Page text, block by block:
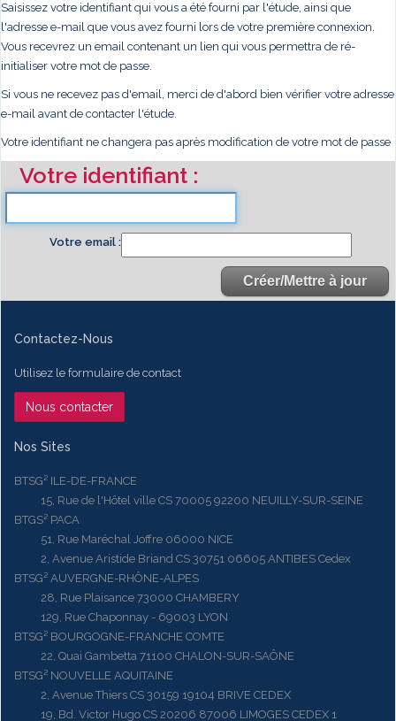
Saisissez votre identifiant qui vous a été fourni par l'étude, ainsi que
l'adresse e-mail que vous avez fourni lors de votre première connexion.
Vous recevrez un email contenant un lien qui vous permettra de ré-
initialiser votre mot de passe.
Si vous ne recevez pas d'email, merci de d'abord bien vérifier votre adresse
e-mail avant de contacter l'étude.
Votre identifiant ne changera pas après modification de votre mot de passe
Votre identifiant
Votre email
Contactez-Nous
Utilisez le formulaire de contact
Nous contacter
Nos Sites
BTSG² ILE-DE-FRANCE
15, Rue de l'Hôtel ville CS 70005 92200 NEUILLY-SUR-SEINE
BTGS² PACA
51, Rue Maréchal Joffre 06000 NICE
2, Avenue Aristide Briand CS 30751 06605 ANTIBES Cedex
BTSG² AUVERGNE-RHÔNE-ALPES
28, Rue Plaisance 73000 CHAMBERY
129, Rue Chaponnay - 69003 LYON
BTSG² BOURGOGNE-FRANCHE COMTE
22, Quai Gambetta 71100 CHALON-SUR-SAÔNE
BTSG² NOUVELLE AQUITAINE
2, Avenue Thiers CS 30159 19104 BRIVE CEDEX
19, Bd. Victor Hugo CS 20206 87006 LIMOGES CEDEX 1